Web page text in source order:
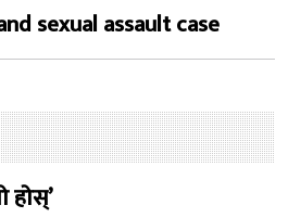
sexual assault case
होस्’